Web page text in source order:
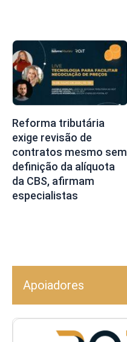
Reforma tributária
exige revisão de
contratos mesmo sem
definição da alíquota
da CBS, afirmam
especialistas
Apoiadores